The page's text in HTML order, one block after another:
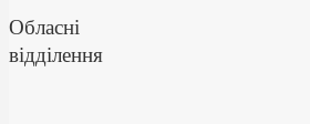
Обласні
відділення